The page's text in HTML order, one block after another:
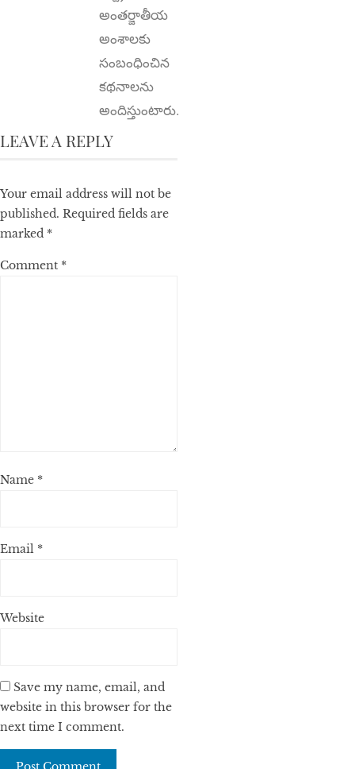
అంత‌ర్జాతీయ
అంశాల‌కు
సంబంధించిన
క‌థ‌నాల‌ను
అందిస్తుంటారు.
LEAVE A REPLY
Your email address will not be
published. Required fields are
marked *
Comment *
Name *
Email *
Website
Save my name, email, and
website in this browser for the
next time I comment.